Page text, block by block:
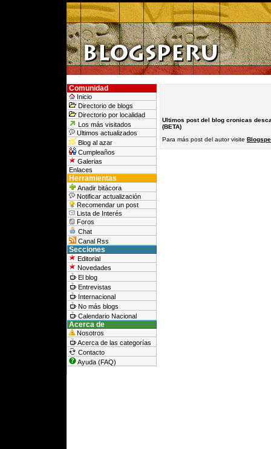
Comunidad
Inicio
Directorio de blogs
Directorio por localidad
Los más visitados
Ultimos actualizados
Blog al azar
Cumpleaños
Galerias
Enlaces
Herramientas
Anadir bitácora
Notificar actualización
Recomendar un post
Lista de Interés
Foros
Chat
Canal Rss
Secciones
Editorial
Novedades
El blog
Entrevistas
Internacional
No más blogs
Calendario Nacional
Acerca de
Nosotros
Acerca de las categorías
Contacto
Ayuda (FAQ)
Ultimos post del blog cronicas
(BETA)
Para más post del autor visite